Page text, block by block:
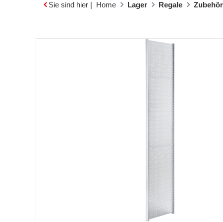
Sie sind hier | Home Lager Regale